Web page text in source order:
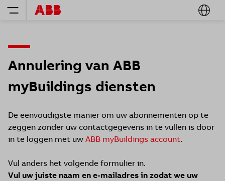
Annulering van ABB
myBuildings diensten
De eenvoudigste manier om uw abonnementen op te
zeggen zonder uw contactgegevens in te vullen is door
in te loggen met uwABB myBuildings account.
Vul anders het volgende formulier in.
Vul uw juiste naam en e-mailadres in zodat we uw